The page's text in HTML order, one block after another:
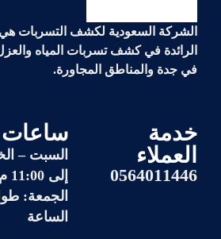
الشركة السعودية لكشف التسربات
الرائدة فيكشف تسربات المياه
في جدة والمناطق المجاورة.
خدمة
العملاء
0564011446
ساعات
إلى 11:00 م
الجمعة:
الساعة